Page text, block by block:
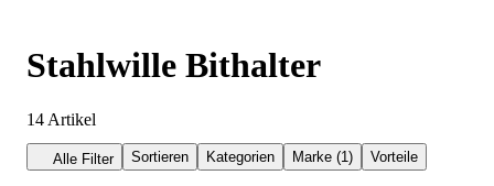
Stahlwille Bithalter
14 Artikel
Alle Filter Sortieren Kategorien Marke (1) Vorteile